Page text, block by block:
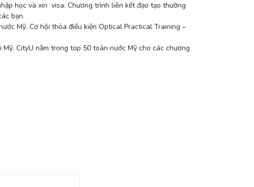
học và xin visa. Chương trình liên kết đạo tạo thường
bạn.
Mỹ. Cơ hội thỏa điều kiện Optical Practical Training –
CityU nằm trong top 50 toàn nước Mỹ cho các chương